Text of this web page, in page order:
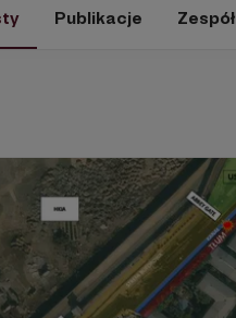
Publikacje Zespół